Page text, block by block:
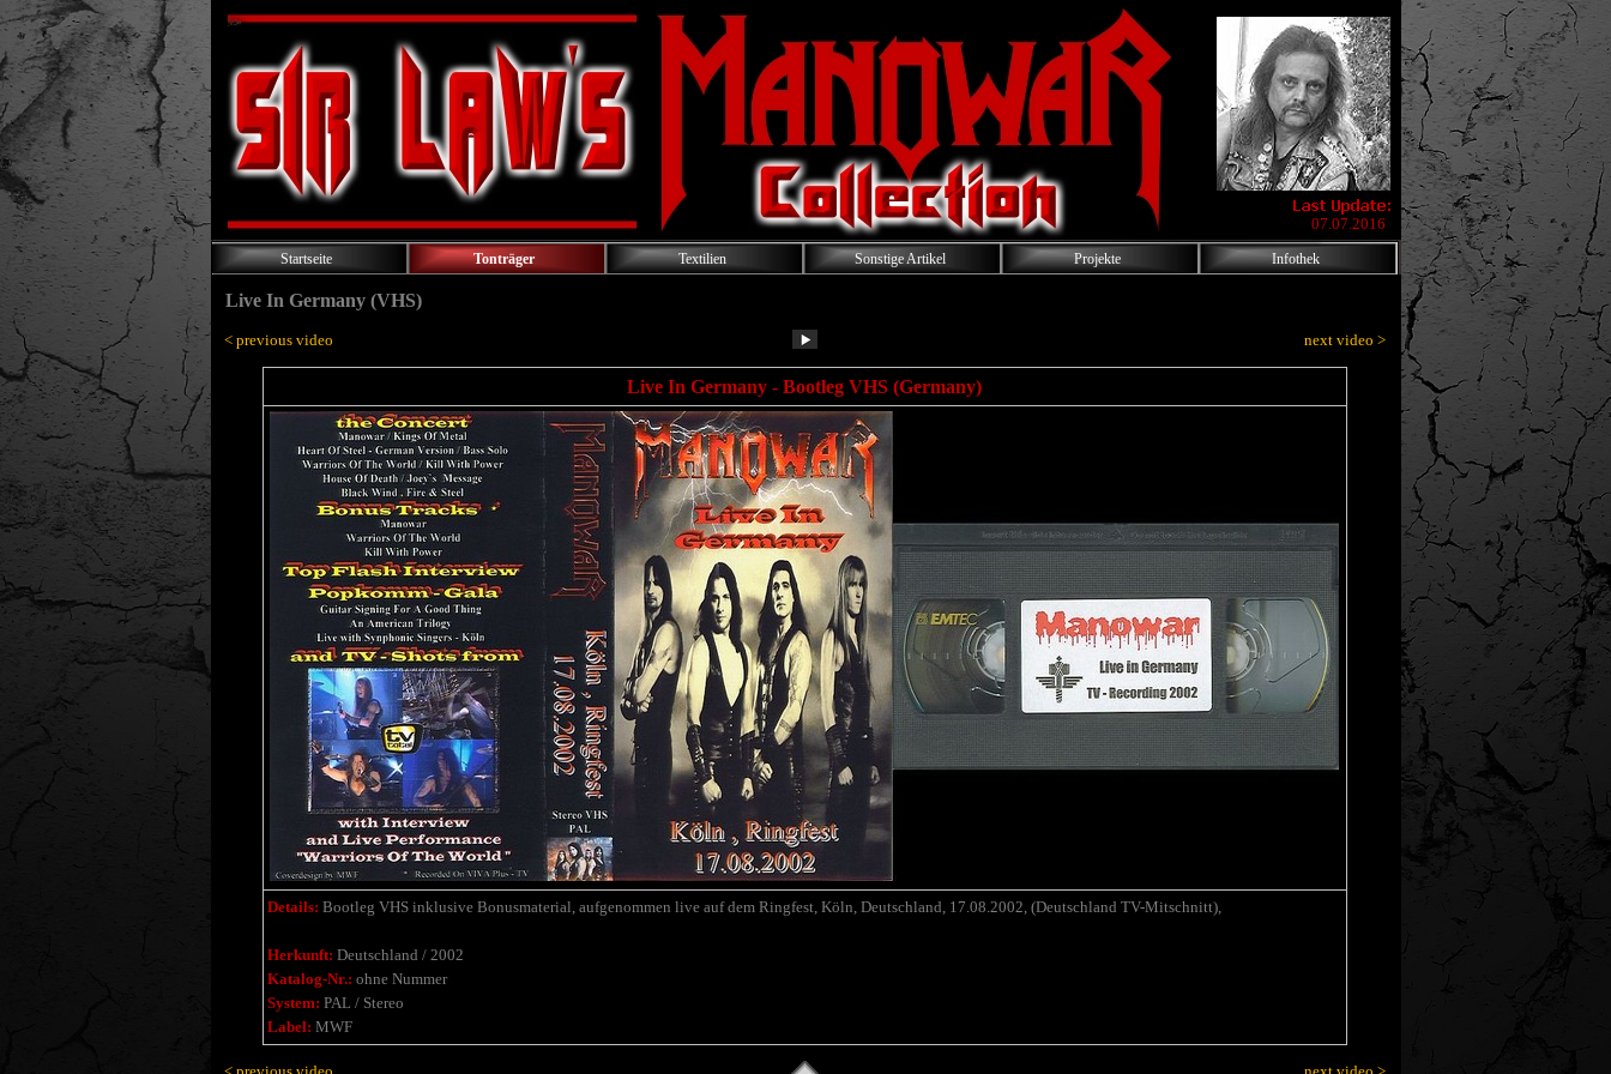
07.07.2016
Startseite Tonträger Textilien Sonstige Artikel Projekte Infothek
Live In Germany (VHS)
< previous video next video >
Live In Germany - Bootleg VHS (Germany)
Details: Bootleg VHS inklusive Bonusmaterial, aufgenommen live auf dem Ringfest, Köln, Deutschland, 17.08.2002, (Deutschland TV-Mitschnitt),
Herkunft: Deutschland / 2002
Katalog-Nr.: ohne Nummer
System: PAL / Stereo
Label: MWF